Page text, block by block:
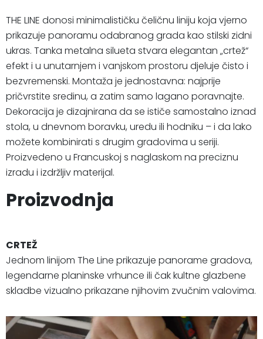
THE LINE donosi minimalističku čeličnu liniju koja vjerno
prikazuje panoramu odabranog grada kao stilski zidni
ukras. Tanka metalna silueta stvara elegantan „crtež“
efekt i u unutarnjem i vanjskom prostoru djeluje čisto i
bezvremenski. Montaža je jednostavna: najprije
pričvrstite sredinu, a zatim samo lagano poravnajte.
Dekoracija je dizajnirana da se ističe samostalno iznad
stola, u dnevnom boravku, uredu ili hodniku – i da lako
možete kombinirati s drugim gradovima u seriji.
Proizvedeno u Francuskoj s naglaskom na preciznu
izradu i izdržljiv materijal.
Proizvodnja
CRTEŽ
Jednom linijom The Line prikazuje panorame gradova,
legendarne planinske vrhunce ili čak kultne glazbene
skladbe vizualno prikazane njihovim zvučnim valovima.